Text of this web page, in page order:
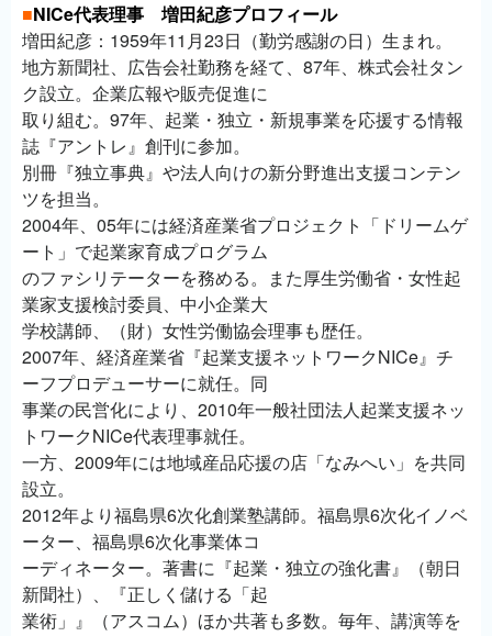
■NICe代表理事 増田紀彦プロフィール
増田紀彦：1959年11月23日（勤労感謝の日）生まれ。
地方新聞社、広告会社勤務を経て、87年、株式会社タン
ク設立。企業広報や販売促進に
取り組む。97年、起業・独立・新規事業を応援する情報
誌『アントレ』創刊に参加。
別冊『独立事典』や法人向けの新分野進出支援コンテン
ツを担当。
2004年、05年には経済産業省プロジェクト「ドリームゲ
ート」で起業家育成プログラム
のファシリテーターを務める。また厚生労働省・女性起
業家支援検討委員、中小企業大
学校講師、（財）女性労働協会理事も歴任。
2007年、経済産業省『起業支援ネットワークNICe』チ
ーフプロデューサーに就任。同
事業の民営化により、2010年一般社団法人起業支援ネッ
トワークNICe代表理事就任。
一方、2009年には地域産品応援の店「なみへい」を共同
設立。
2012年より福島県6次化創業塾講師。福島県6次化イノベ
ーター、福島県6次化事業体コ
ーディネーター。著書に『起業・独立の強化書』（朝日
新聞社）、『正しく儲ける「起
業術」』（アスコム）ほか共著も多数。毎年、講演等を